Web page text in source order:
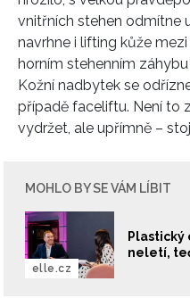
INFORMACE
REDAKCE
vnitřních stehen odmítne
navrhne i lifting kůže
horním stehenním
Kožní nadbytek se
případě faceliftu. Není to
vydržet, ale upřímně –
MOHLO BY SE VÁM LÍBIT
Plastický
neletí,
elle.cz